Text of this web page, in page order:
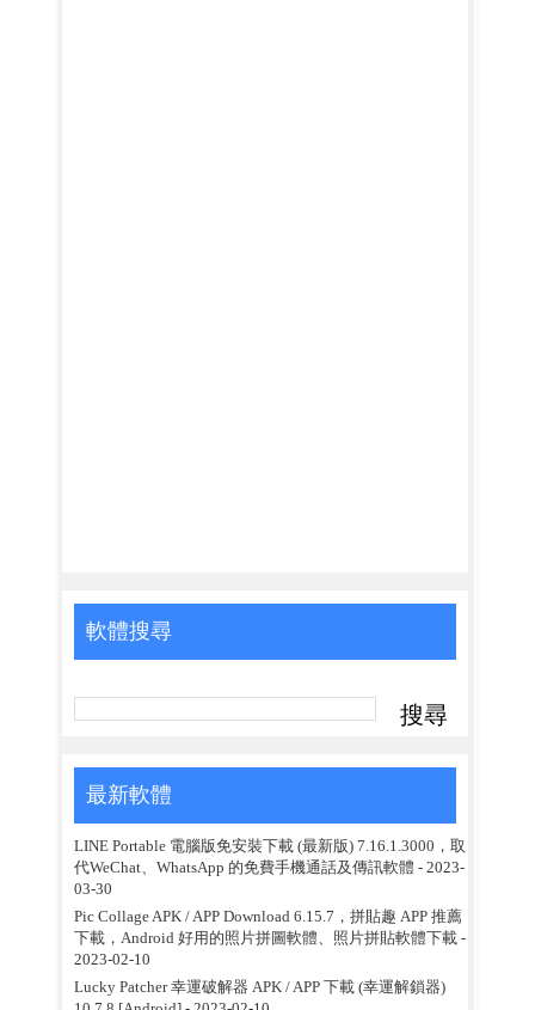
軟體搜尋
最新軟體
LINE Portable 電腦版免安裝下載 (最新版) 7.16.1.3000，取
代WeChat、WhatsApp 的免費手機通話及傳訊軟體 - 2023-
03-30
Pic Collage APK / APP Download 6.15.7，拼貼趣 APP 推薦
下載，Android 好用的照片拼圖軟體、照片拼貼軟體下載-
2023-02-10
Lucky Patcher 幸運破解器 APK / APP 下載 (幸運解鎖器)